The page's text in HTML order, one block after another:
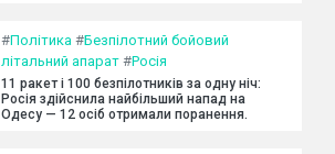
#Політика #Безпілотний бойовий
літальний апарат #Росія
11 ракет і 100 безпілотників за одну ніч:
Росія здійснила найбільший напад на
Одесу — 12 осіб отримали поранення.